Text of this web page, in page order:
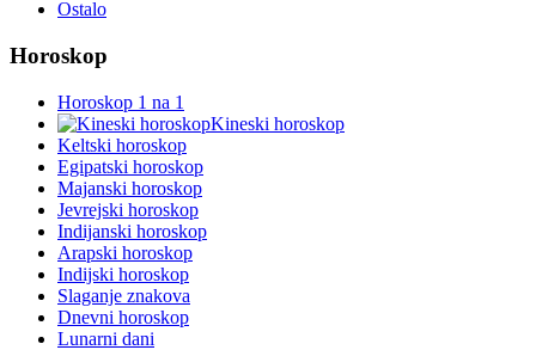
Ostalo
Horoskop
Horoskop 1 na 1
Kineski horoskop
Keltski horoskop
Egipatski horoskop
Majanski horoskop
Jevrejski horoskop
Indijanski horoskop
Arapski horoskop
Indijski horoskop
Slaganje znakova
Dnevni horoskop
Lunarni dani